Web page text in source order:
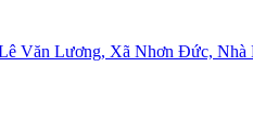
Văn Lương, Xã Nhơn Đức, Nhà